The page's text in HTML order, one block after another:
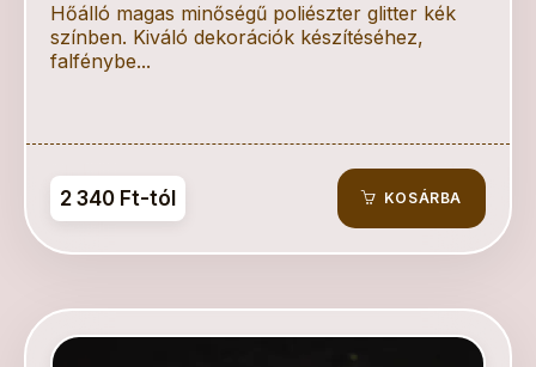
Hőálló magas minőségű poliészter glitter kék
színben. Kiváló dekorációk készítéséhez,
falfénybe...
2 340 Ft-tól KOSÁRBA